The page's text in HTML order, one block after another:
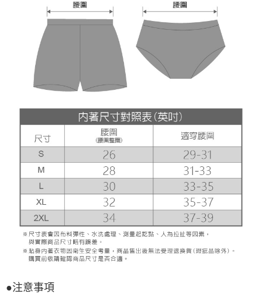
●注意事項